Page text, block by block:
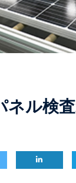
ネル検